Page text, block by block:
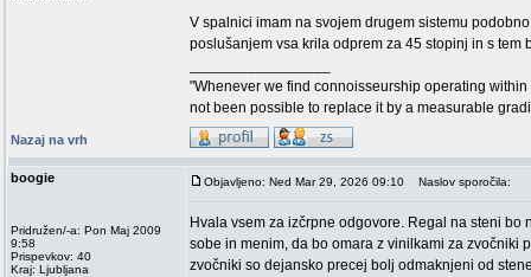
V spalnici imam na svojem drugem sistemu
poslušanjem vsa krila odprem za 45 stopinj in s tem
"Whenever we find connoisseurship operating
not been possible to replace it by a measurable
Nazaj na vrh
boogie
Pridružen/-a: Pon Maj 2009
9:58
Prispevkov: 40
Kraj: Ljubljana
Objavljeno: Ned Mar 29, 2026 09:10 Naslov sporočila:
Hvala vsem za izčrpne odgovore. Regal na steni
sobe in menim, da bo omara z vinilkami za zvočniki
zvočniki so dejansko precej bolj odmaknjeni od